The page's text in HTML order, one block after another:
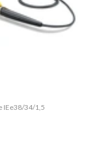
IEe38/34/1,5